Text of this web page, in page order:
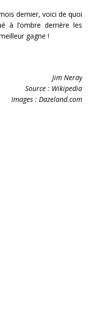
dernier, voici de quoi
à l’ombre derrière les
gagne !
Jim Neray
Source : Wikipedia
Images : Dazeland.com